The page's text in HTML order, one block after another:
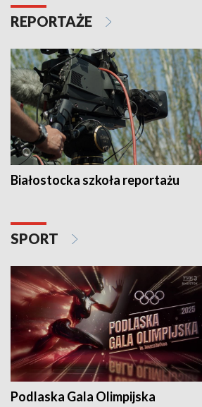
REPORTAŻE
Białostocka szkoła reportażu
SPORT
Podlaska Gala Olimpijska